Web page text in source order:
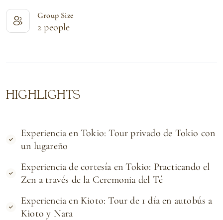
Group Size
2 people
HIGHLIGHTS
Experiencia en Tokio: Tour privado de Tokio con
un lugareño
Experiencia de cortesía en Tokio: Practicando el
Zen a través de la Ceremonia del Té
Experiencia en Kioto: Tour de 1 día en autobús a
Kioto y Nara